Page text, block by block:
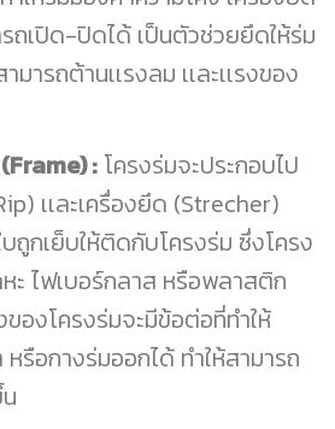
ถเปิด-ปิดได้ เป็นตัวช่วยยึดให้ร่ม
มารถต้านเเรงลม เเละเเรงของ
: โครงร่มจะประกอบไป
เเละเครื่องยึด (Strecher)
บถูกเย็บให้ติดกับโครงร่ม ซึ่งโครง
ะ ไฟเบอร์กลาส หรือพลาสติก
องโครงร่มจะมีข้อต่อที่ทำให้
หรือกางร่มออกได้ ทำให้สามารถ